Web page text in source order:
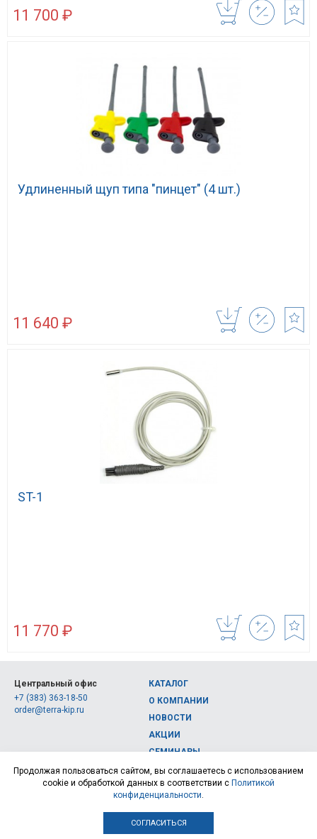
11 700 ₽
Удлиненный щуп типа "пинцет" (4 шт.)
11 640 ₽
ST-1
11 770 ₽
Центральный офис
+7 (383) 363-18-50
order@terra-kip.ru
КАТАЛОГ
О КОМПАНИИ
НОВОСТИ
АКЦИИ
СЕМИНАРЫ
КОНТАКТЫ
© 2026, Интернет-магазин измерительных приборов Терра Импэкс
Продолжая пользоваться сайтом, вы соглашаетесь с использованием
cookie и обработкой данных в соответствии с Политикой
конфиденциальности.
СОГЛАСИТЬСЯ